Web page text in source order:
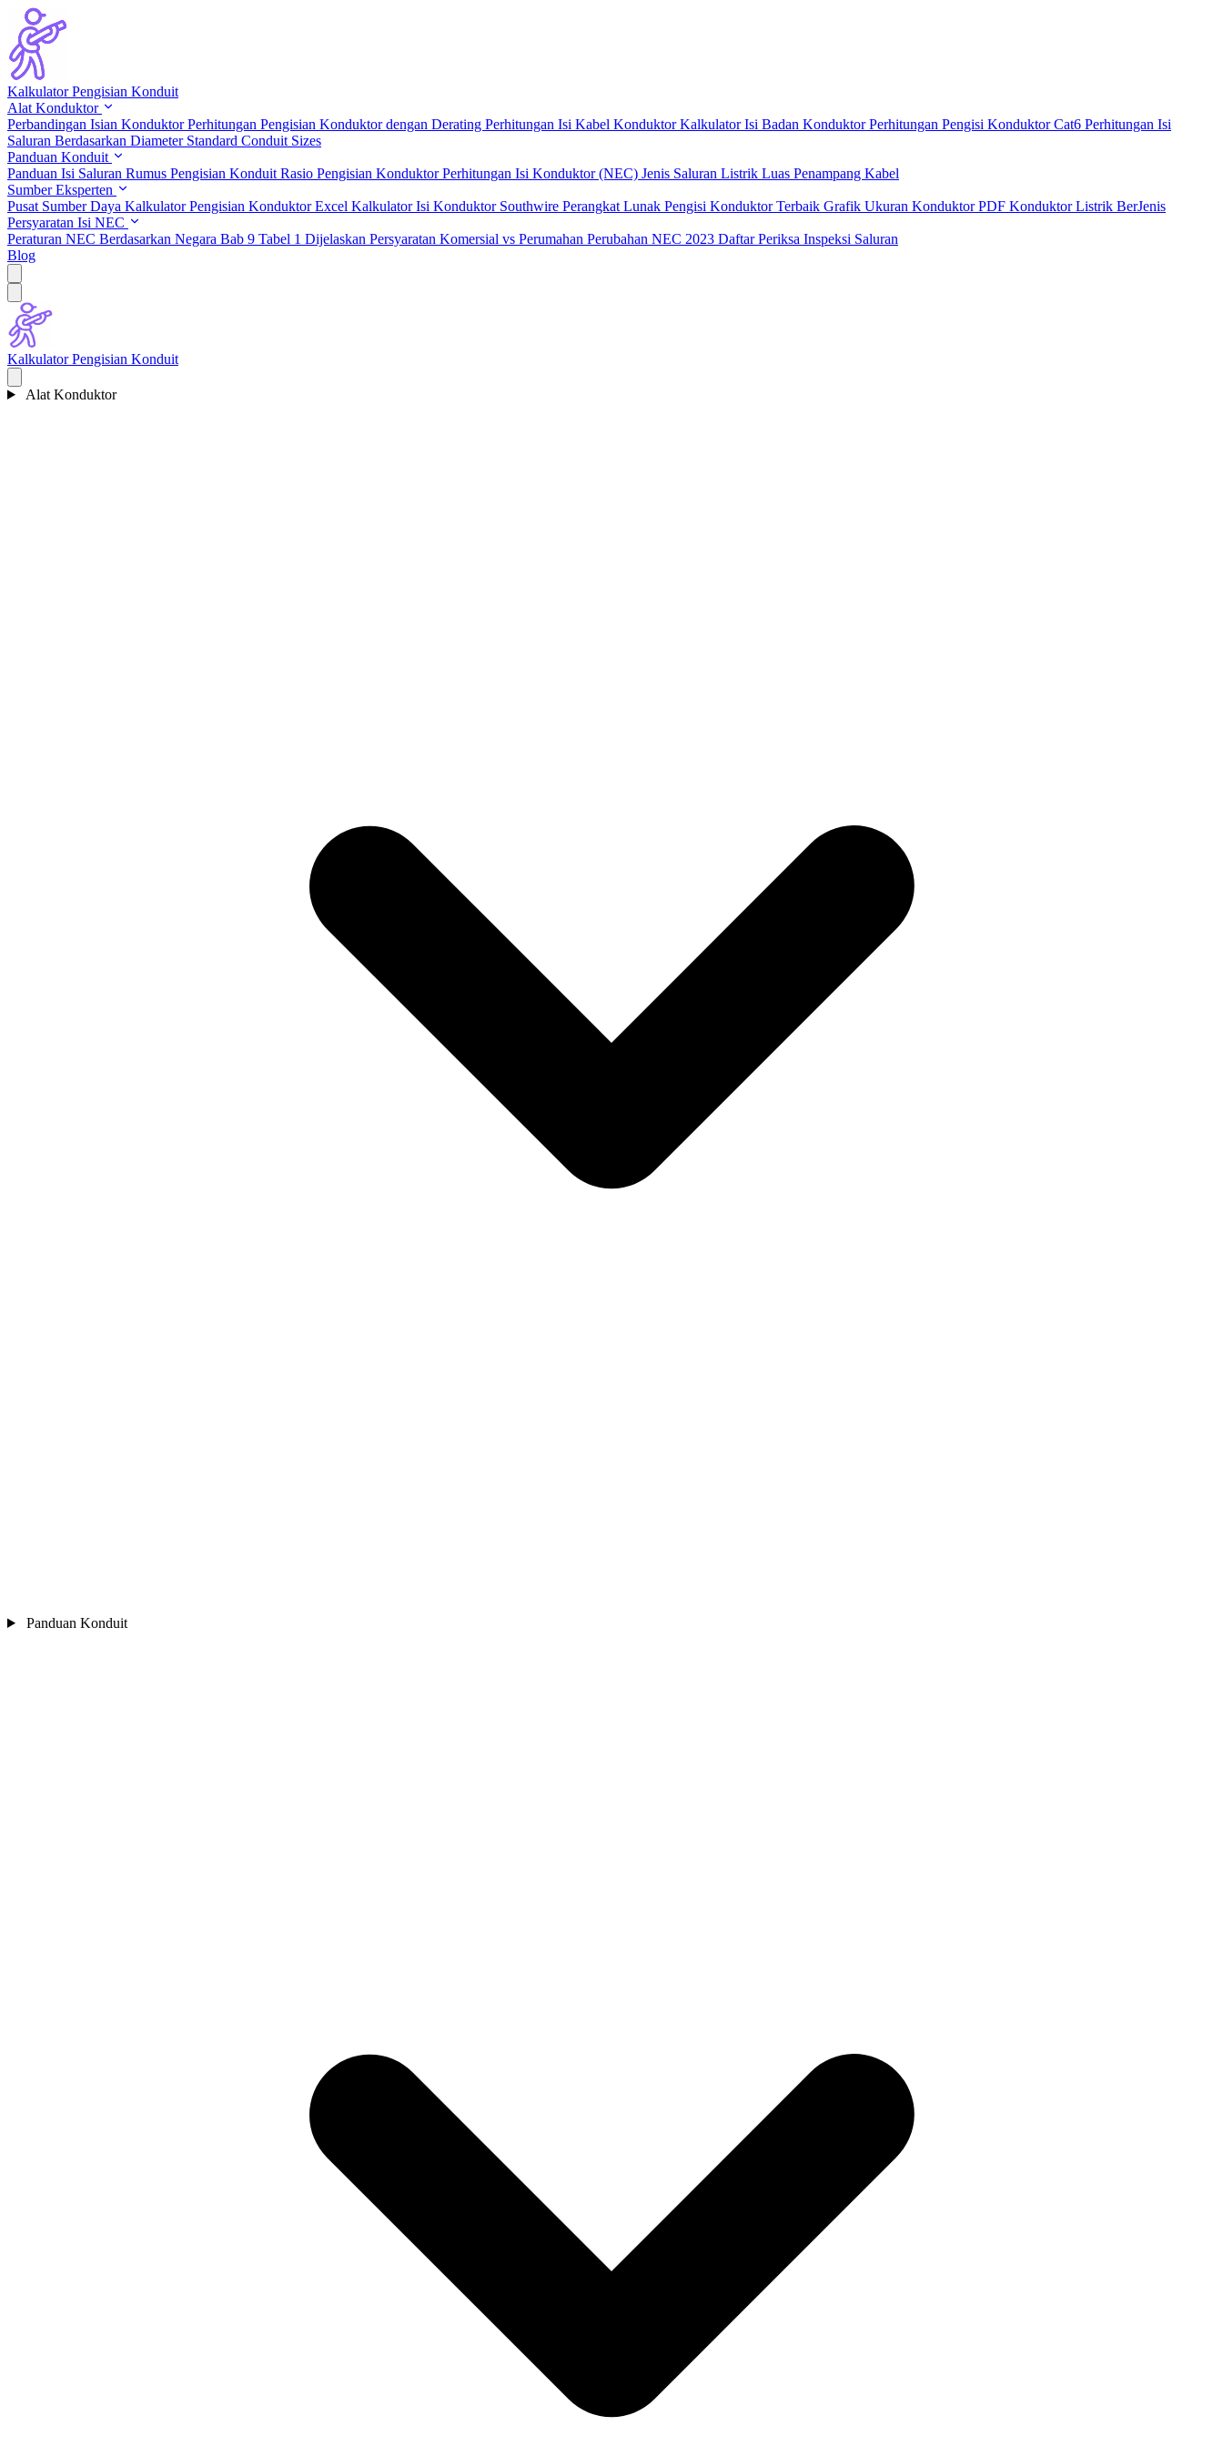
Kalkulator Pengisian Konduit
Alat Konduktor
Perbandingan Isian KonduktorPerhitungan Pengisian Konduktor dengan Derating Perhitungan Isi Kabel KonduktorKalkulator Isi Badan KonduktorPerhitungan Pengisi Konduktor Cat6 Perhitungan Isi
Saluran Berdasarkan Diameter Standard Conduit Sizes
Panduan Konduit
Panduan Isi Saluran Rumus Pengisian Konduit Rasio Pengisian KonduktorPerhitungan Isi Konduktor (NEC) Jenis Saluran Listrik Luas Penampang Kabel
Sumber Eksperten
Pusat Sumber Daya Kalkulator Pengisian Konduktor Excel Kalkulator Isi Konduktor Southwire Perangkat Lunak Pengisi Konduktor Terbaik Grafik Ukuran Konduktor PDF Konduktor Listrik BerJenis
Persyaratan Isi NEC
Peraturan NEC Berdasarkan Negara Bab 9 Tabel 1 Dijelaskan Persyaratan Komersial vs Perumahan Perubahan NEC 2023 Daftar Periksa Inspeksi Saluran
Blog
Kalkulator Pengisian Konduit
Alat Konduktor
Panduan Konduit